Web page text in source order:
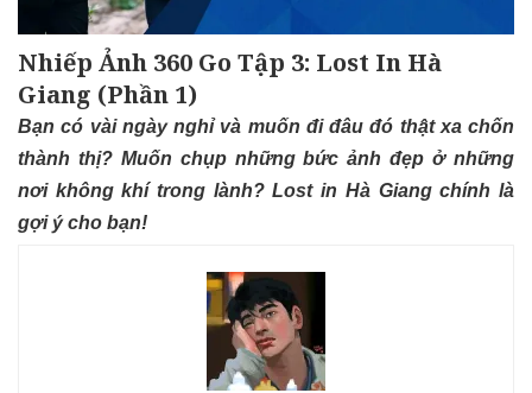
Nhiếp Ảnh 360 Go Tập 3: Lost In Hà
Giang (Phần 1)
Bạn có vài ngày nghỉ và muốn đi đâu đó thật xa chốn
thành thị? Muốn chụp những bức ảnh đẹp ở những
nơi không khí trong lành? Lost in Hà Giang chính là
gợi ý cho bạn!